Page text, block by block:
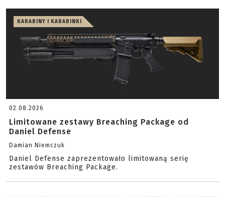
KARABINY I KARABINKI
02.08.2026
Limitowane zestawy Breaching Package od
Daniel Defense
Damian Niemczuk
Daniel Defense zaprezentowało limitowaną serię
zestawów Breaching Package.